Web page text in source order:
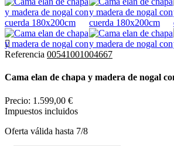
Referencia 00541001004667
Cama elan de chapa y madera de nogal
Precio: 1.599,00 €
Impuestos incluidos
Oferta válida hasta 7/8